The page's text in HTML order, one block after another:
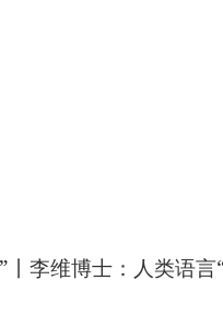
丨李维博士：人类语